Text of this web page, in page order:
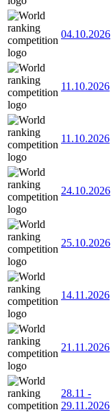
04.10.2026
11.10.2026
11.10.2026
24.10.2026
25.10.2026
14.11.2026
21.11.2026
28.11 -
29.11.2026